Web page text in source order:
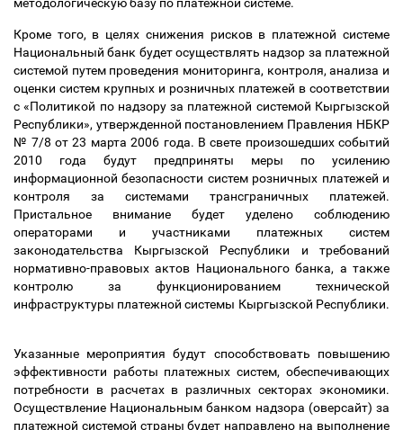
Кроме того, в целях снижения рисков в платежной системе
Национальный банк будет осуществлять надзор за платежной
системой путем проведения мониторинга, контроля, анализа и
оценки систем крупных и розничных платежей в соответствии
с «Политикой по надзору за платежной системой Кыргызской
Республики», утвержденной постановлением Правления НБКР
№ 7/8 от 23 марта 2006 года. В свете произошедших событий
2010 года будут предприняты меры по усилению
информационной безопасности систем розничных платежей и
контроля за системами трансграничных платежей.
Пристальное внимание будет уделено соблюдению
операторами и участниками платежных систем
законодательства Кыргызской Республики и требований
нормативно-правовых актов Национального банка, а также
контролю за функционированием технической
инфраструктуры платежной системы Кыргызской Республики.
Указанные мероприятия будут способствовать повышению
эффективности работы платежных систем, обеспечивающих
потребности в расчетах в различных секторах экономики.
Осуществление Национальным банком надзора (оверсайт) за
платежной системой страны будет направлено на выполнение